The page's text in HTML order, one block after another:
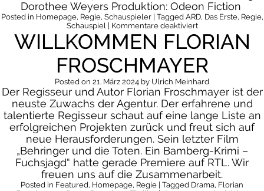
Dorothee Weyers Produktion: Odeon Fiction
Posted in Homepage, Regie, Schauspieler| Tagged ARD, Das Erste, Regie,
Schauspiel| Kommentare deaktiviertfür
Sendehinweis:
Kanzlei
Liebling
Kreuzberg
|
WILLKOMMEN FLORIAN
FROSCHMAYER
Posted on 21. März 2024 by Ulrich Meinhard
Der Regisseur und Autor Florian Froschmayer ist der
neuste Zuwachs der Agentur. Der erfahrene und
talentierte Regisseur schaut auf eine lange Liste an
erfolgreichen Projekten zurück und freut sich auf
neue Herausforderungen. Sein letzter Film
„Behringer und die Toten. Ein Bamberg-Krimi –
Fuchsjagd“ hatte gerade Premiere auf RTL. Wir
freuen uns auf die Zusammenarbeit.
Posted in Featured, Homepage, Regie | Tagged Drama, Florian